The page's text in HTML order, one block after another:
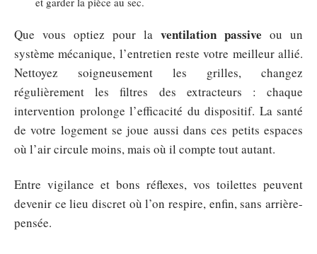
Que vous optiez pour la ventilation passive ou un
système mécanique, l’entretien reste votre meilleur allié.
Nettoyez soigneusement les grilles, changez
régulièrement les filtres des extracteurs : chaque
intervention prolonge l’efficacité du dispositif. La santé
de votre logement se joue aussi dans ces petits espaces
où l’air circule moins, mais où il compte tout autant.
Entre vigilance et bons réflexes, vos toilettes peuvent
devenir ce lieu discret où l’on respire, enfin, sans arrière-
pensée.